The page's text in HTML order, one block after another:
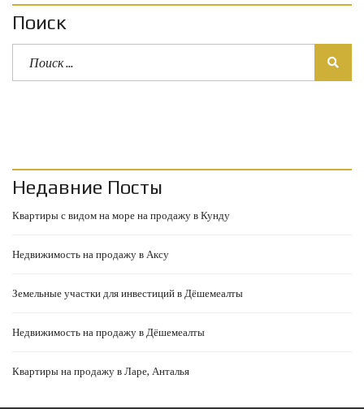
Поиск
Недавние Посты
Квартиры с видом на море на продажу в Кунду
Недвижимость на продажу в Аксу
Земельные участки для инвестиций в Дёшемеалты
Недвижимость на продажу в Дёшемеалты
Квартиры на продажу в Ларе, Анталья